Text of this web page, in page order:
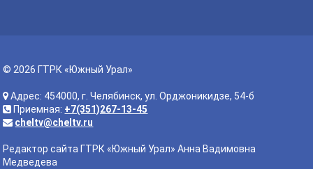
© 2026 ГТРК «Южный Урал»
Адрес: 454000, г. Челябинск, ул. Орджоникидзе, 54-б
Приемная: +7(351)267-13-45
cheltv@cheltv.ru
Редактор сайта ГТРК «Южный Урал» Анна Вадимовна
Медведева